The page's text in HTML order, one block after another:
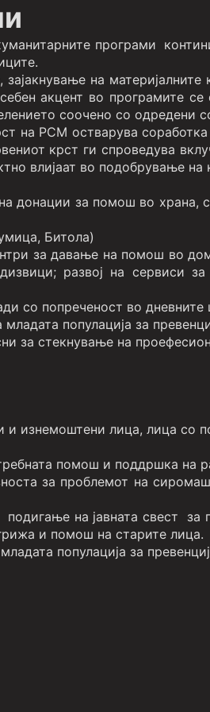
програми
на
акцент во програмите се
соочено со одредени
на РСМ остварува
крст ги спроведува
влијаат во подобрување на
за помош во храна,
Битола)
за давање на помош во
развој на сервиси
со попреченост во дневните
популација за
за стекнување на
и изнемоштени лица, лица со
помош и поддршка на
за проблемот на
на јавната свест за
и помош на старите лица.
популација за